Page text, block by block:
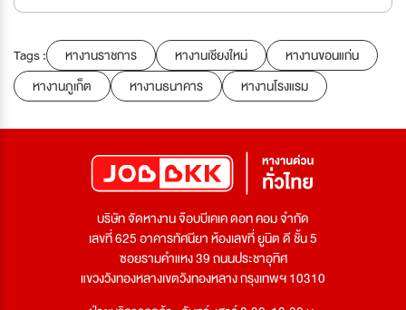
Tags : หางานราชการ หางานเชียงใหม่
หางานขอนแก่น
หางานภูเก็ต
หางานธนาคาร หางานโรงแรม
บริษัท จัดหางาน จ๊อบบีเคเค ดอท คอม จำกัด
เลขที่ 625 อาคารทัศนียา ห้องเลขที่ ยูนิต ดี ชั้น 5
ซอยรามคำแหง 39 ถนนประชาอุทิศ
แขวงวังทองหลางเขตวังทองหลาง กรุงเทพฯ 10310